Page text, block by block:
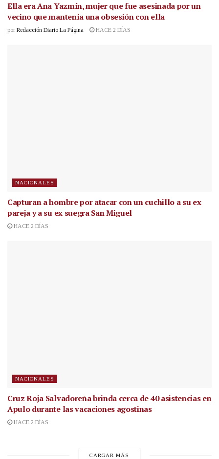
Ella era Ana Yazmín, mujer que fue asesinada por un
vecino que mantenía una obsesión con ella
por Redacción Diario La Página HACE 2 DÍAS
NACIONALES
Capturan a hombre por atacar con un cuchillo a su ex
pareja y a su ex suegra San Miguel
HACE 2 DÍAS
NACIONALES
Cruz Roja Salvadoreña brinda cerca de 40 asistencias en
Apulo durante las vacaciones agostinas
HACE 2 DÍAS
CARGAR MÁS